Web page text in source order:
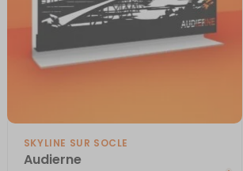
SKYLINE SUR SOCLE
Audierne